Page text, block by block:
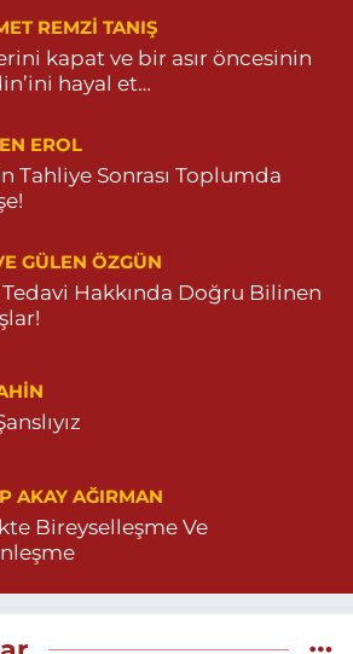
REMZI TANIŞ
kapat ve bir asır öncesinin
hayal et…
EROL
Tahliye Sonrası Toplumda
GÜLEN ÖZGÜN
Hakkında Doğru Bilinen
AKAY AĞIRMAN
Bireyselleşme Ve